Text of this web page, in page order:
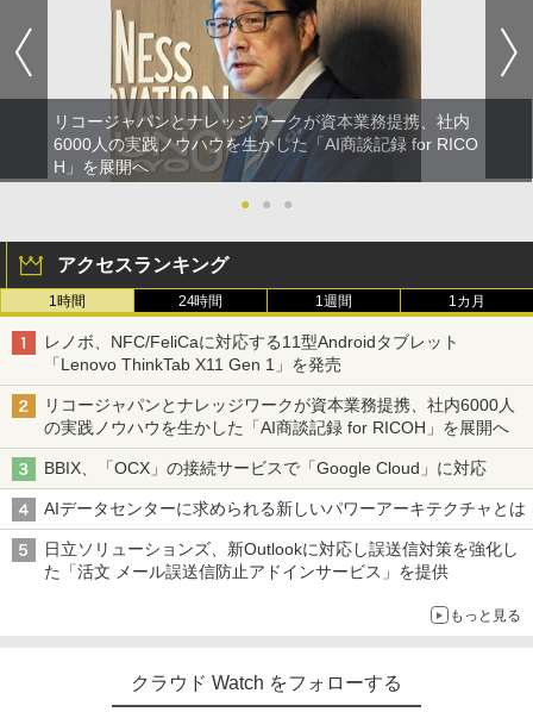
リコージャパンとナレッジワークが資本業務提携、社内
6000人の実践ノウハウを生かした「AI商談記録 for RICO
H」を展開へ
●
● ●
アクセスランキング
1時間 24時間 1週間 1カ月
レノボ、NFC/FeliCaに対応する11型Androidタブレット
「Lenovo ThinkTab X11 Gen 1」を発売
リコージャパンとナレッジワークが資本業務提携、社内6000人
の実践ノウハウを生かした「AI商談記録 for RICOH」を展開へ
BBIX、「OCX」の接続サービスで「Google Cloud」に対応
AIデータセンターに求められる新しいパワーアーキテクチャとは
日立ソリューションズ、新Outlookに対応し誤送信対策を強化し
た「活文 メール誤送信防止アドインサービス」を提供
もっと見る
クラウド Watch をフォローする